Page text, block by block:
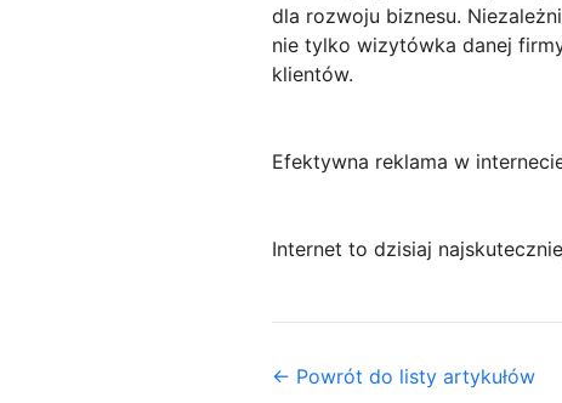
dla rozwoju biznesu.
nie tylko wizytówka danej
klientów.
Efektywna reklama w
Internet to dzisiaj
← Powrót do listy artykułów